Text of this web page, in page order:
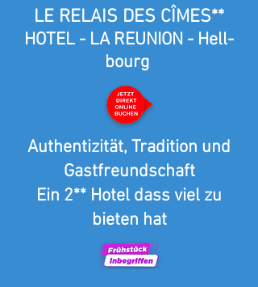
LE RELAIS DES CÎMES**
HOTEL - LA REUNION - Hell-
bourg
Authentizität, Tradition und
Gastfreundschaft
Ein 2** Hotel dass viel zu
bieten hat